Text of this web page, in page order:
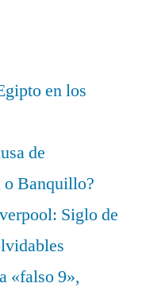
en los
de
Banquillo?
Siglo de
«falso 9»,